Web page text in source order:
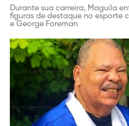
Durante sua carreira, Maguila
figuras de destaque no esporte
e George Foreman